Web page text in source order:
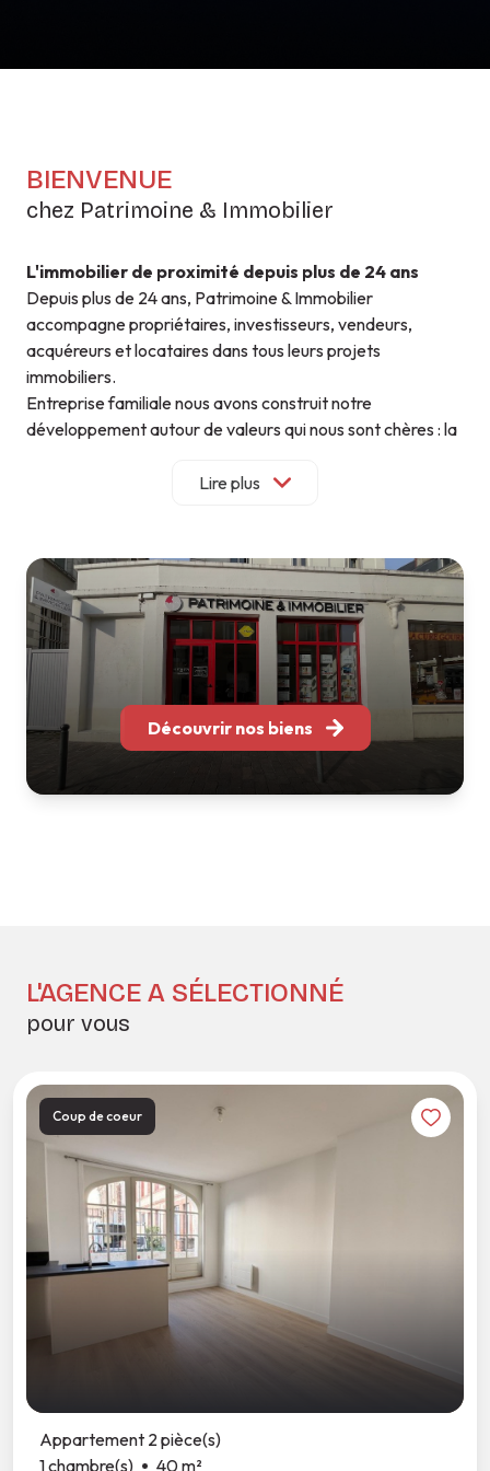
Découvrir nos biens
BIENVENUE
chez Patrimoine & Immobilier
L'immobilier de proximité depuis plus de 24 ans
Depuis plus de 24 ans, Patrimoine & Immobilier
accompagne propriétaires, investisseurs, vendeurs,
acquéreurs et locataires dans tous leurs projets
immobiliers.
Entreprise familiale nous avons construit notre
développement autour de valeurs qui nous sont chères : la
Parce que chaque projet est unique, nous privilégions un
Notre équipe réunit des professionnels spécialisés en
gestion locative, location, transaction et
accompagnement patrimonial. Grâce à leur expertise et à
leur parfaite connaissance des marchés locaux, nous
sommes en mesure de vous conseiller et de vous
accompagner à chaque étape de votre projet immobilier.
Implantés à Bordeaux, Nantes, Tours, Toulouse, Soustons
et La Rochelle, nous intervenons sur l'ensemble de l'Arc
structure à taille humaine, réactive et à l'écoute.
Lire plus
L'AGENCE A SÉLECTIONNÉ
pour vous
Coup de coeur
Appartement 2 pièce(s)
1 chambre(s)
40 m²